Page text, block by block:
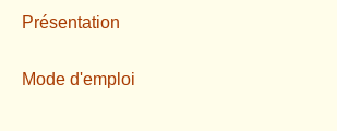
Présentation
Mode d'emploi